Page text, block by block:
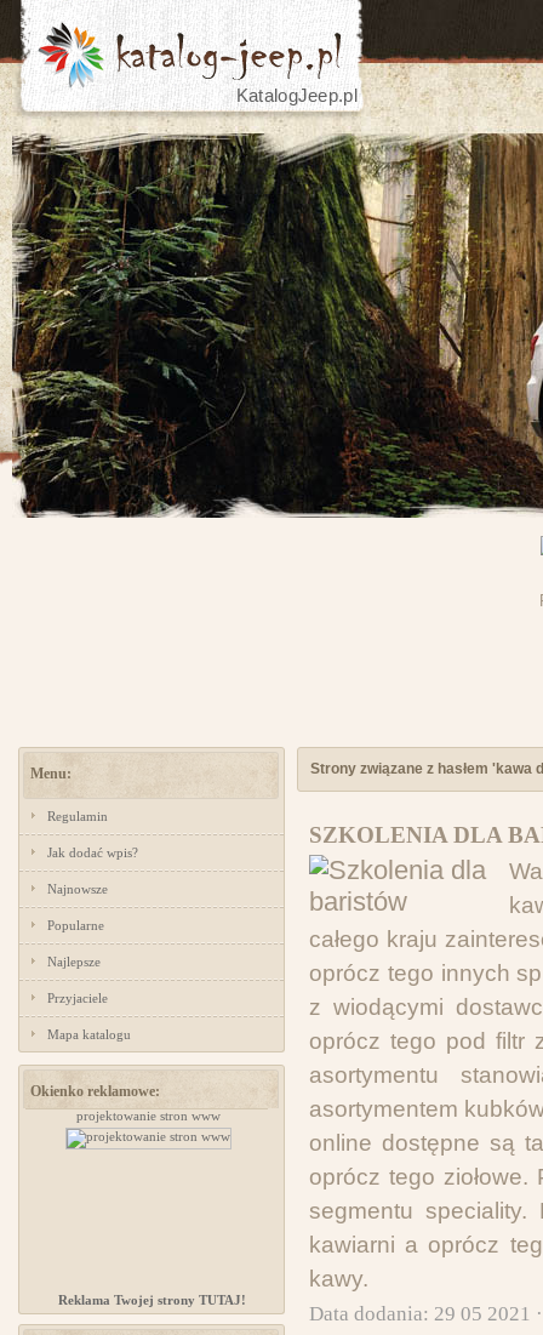
KatalogJeep.pl
Menu:
Regulamin
Jak dodać wpis?
Najnowsze
Popularne
Najlepsze
Przyjaciele
Mapa katalogu
Okienko reklamowe:
projektowanie stron www Kursy samoobrony dla kobiet Chorzów
Reklama Twojej strony TUTAJ!
Strony związane z hasłem 'kawa
SZKOLENIA DLA
całego kraju
oprócz tego innych
z wiodącymi
oprócz tego pod filtr
asortymentu
asortymentem
online dostępne są
oprócz tego
segmentu speciality.
kawiarni a oprócz
kawy.
Data dodania: 29 05 2021